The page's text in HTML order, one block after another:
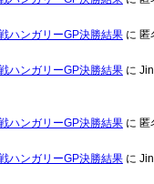
ハンガリーGP決勝結果に 匿
ハンガリーGP決勝結果に
ハンガリーGP決勝結果に 匿
ハンガリーGP決勝結果に